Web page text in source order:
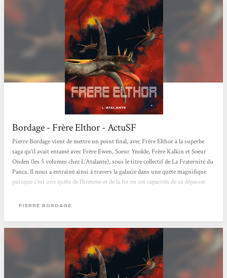
Bordage - Frère Elthor - ActuSF
Pierre Bordage vient de mettre un point final, avec Frère Elthor à la superbe
saga qu’il avait entamé avec Frère Ewen, Soeur Ynolde, Frère Kalkin et Soeur
Onden (les 5 volumes chez L’Atalante), sous le titre collectif de La Fraternité du
Panca. Il nous a entraîné ainsi à travers la galaxie dans une quête magnifique
puisque c’est une quête de l’homme et de la foi en ses capacités de se dépasser
l’humanité a essaimé dans la...
PIERRE BORDAGE